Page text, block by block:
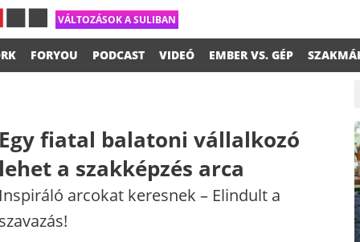
VÁLTOZÁSOK A SULIBAN
FORYOU PODCAST VIDEÓ EMBER VS. GÉP
fiatal balatoni vállalkozó
a szakképzés arca
arcokat keresnek –​ Elindult a